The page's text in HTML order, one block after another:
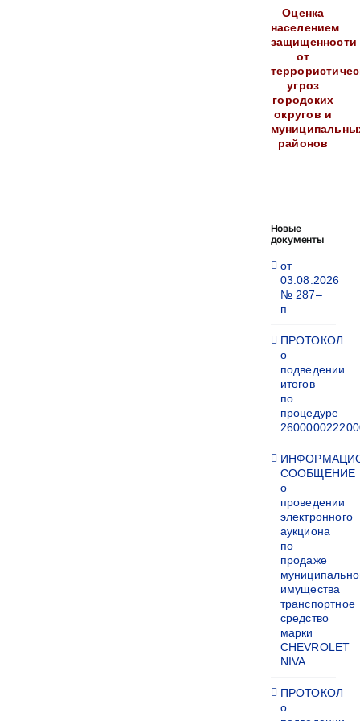
Оценка
населением
защищенности
от
угроз
городских
округов и
районов
Новые
документы
от
03.08.2026
№ 287–
п
ПРОТОКОЛ
о
подведении
итогов
по
процедуре
СООБЩЕНИЕ
о
проведении
электронного
аукциона
по
продаже
имущества
транспортное
средство
марки
CHEVROLET
NIVA
ПРОТОКОЛ
о